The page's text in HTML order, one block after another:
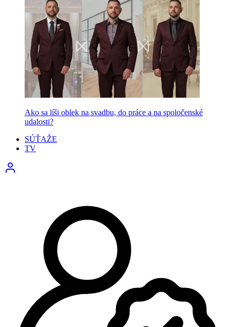
Ako sa líši oblek na svadbu, do práce a na spoločenské
udalosti?
SÚŤAŽE
TV